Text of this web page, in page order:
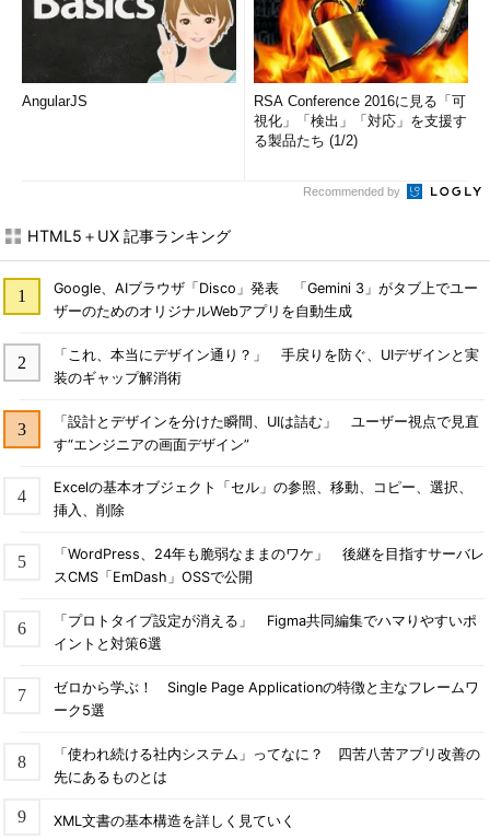
AngularJS
RSA Conference 2016に見る「可
視化」「検出」「対応」を支援す
る製品たち (1/2)
Recommended by
HTML5＋UX 記事ランキング
Google、AIブラウザ「Disco」発表 「Gemini 3」がタブ上でユー
ザーのためのオリジナルWebアプリを自動生成
「これ、本当にデザイン通り？」 手戻りを防ぐ、UIデザインと実
装のギャップ解消術
「設計とデザインを分けた瞬間、UIは詰む」 ユーザー視点で見直
す“エンジニアの画面デザイン”
Excelの基本オブジェクト「セル」の参照、移動、コピー、選択、
挿入、削除
「WordPress、24年も脆弱なままのワケ」 後継を目指すサーバレ
スCMS「EmDash」OSSで公開
「プロトタイプ設定が消える」 Figma共同編集でハマりやすいポ
イントと対策6選
ゼロから学ぶ！ Single Page Applicationの特徴と主なフレームワ
ーク5選
「使われ続ける社内システム」ってなに？ 四苦八苦アプリ改善の
先にあるものとは
XML文書の基本構造を詳しく見ていく